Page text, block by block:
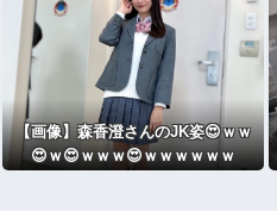
【画像】森香澄さんのJK姿😍ｗｗ
😍ｗ😍ｗｗｗ😍ｗｗｗｗｗｗ